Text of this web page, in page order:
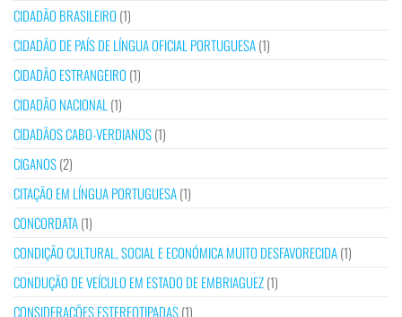
CIDADÃO BRASILEIRO (1)
CIDADÃO DE PAÍS DE LÍNGUA OFICIAL PORTUGUESA(1)
CIDADÃO ESTRANGEIRO (1)
CIDADÃO NACIONAL (1)
CIDADÃOS CABO-VERDIANOS(1)
CIGANOS(2)
CITAÇÃO EM LÍNGUA PORTUGUESA(1)
CONCORDATA(1)
CONDIÇÃO CULTURAL, SOCIAL E ECONÓMICA MUITO DESFAVORECIDA(1)
CONDUÇÃO DE VEÍCULO EM ESTADO DE EMBRIAGUEZ(1)
CONSIDERAÇÕES ESTEREOTIPADAS(1)